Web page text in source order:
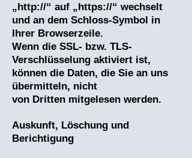
„http://“ auf „https://“ wechselt
und an dem Schloss-Symbol in
Ihrer Browserzeile.
Wenn die SSL- bzw. TLS-
Verschlüsselung aktiviert ist,
können die Daten, die Sie an uns
übermitteln, nicht
von Dritten mitgelesen werden.
Auskunft, Löschung und
Berichtigung